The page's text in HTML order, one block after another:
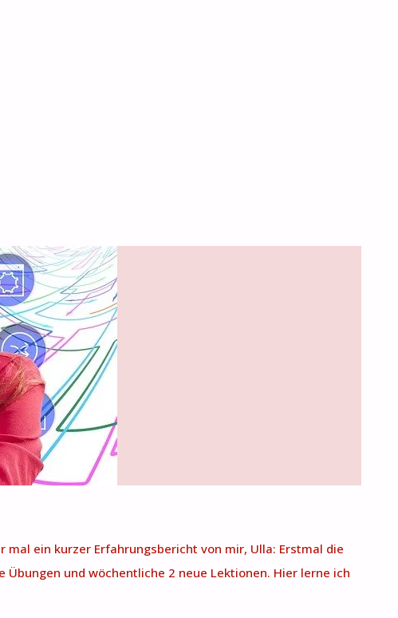
mal ein kurzer Erfahrungsbericht von mir, Ulla: Erstmal die
und wöchentliche 2 neue Lektionen. Hier lerne ich